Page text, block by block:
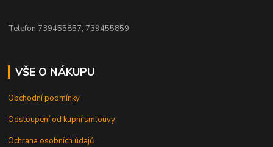
Telefon 739455857, 739455859
VŠE O NÁKUPU
Obchodní podmínky
Odstoupení od kupní smlouvy
Ochrana osobních údajů